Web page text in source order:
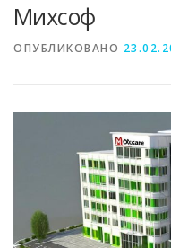
МЕТАЛЛЫ И
СВОЙСТВА
СТАТЬИ
Михсоф
ОПУБЛИКОВАНО